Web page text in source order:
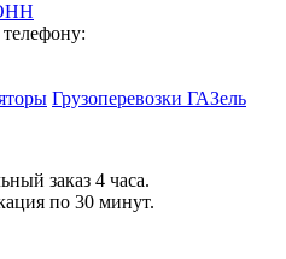
телефону:
Грузоперевозки ГАЗель
заказ 4 часа.
по 30 минут.